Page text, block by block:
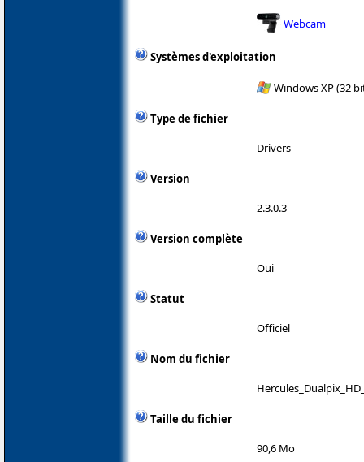
Webcam
Systèmes d'exploitation
Windows XP (32
Type de fichier
Drivers
Version
2.3.0.3
Version complète
Oui
Statut
Officiel
Nom du fichier
Taille du fichier
90,6 Mo